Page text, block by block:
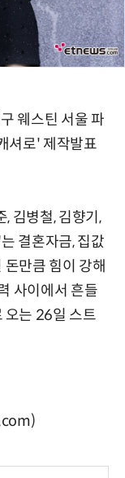
웨스틴 서울 파
셔로' 제작발표
김병철, 김향기,
결혼자금, 집값
만큼 힘이 강해
사이에서 흔들
오는 26일 스트